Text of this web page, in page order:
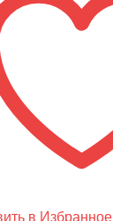
в Избранное